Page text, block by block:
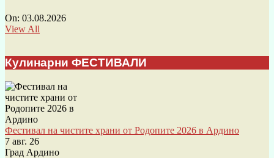
On: 03.08.2026
View All
Кулинарни ФЕСТИВАЛИ
Фестивал на чистите храни от Родопите 2026 в Ардино
7 авг. 26
Град Ардино